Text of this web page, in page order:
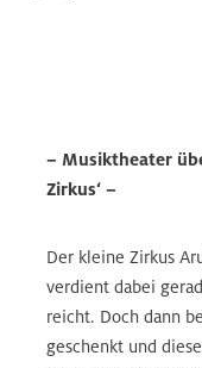
– Musiktheater
Zirkus‘ –
Der kleine Zirkus
verdient dabei
reicht. Doch dann
geschenkt und